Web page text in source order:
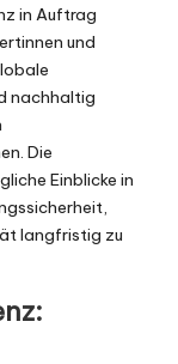
in Auftrag
und
nachhaltig
Die
Einblicke in
langfristig zu